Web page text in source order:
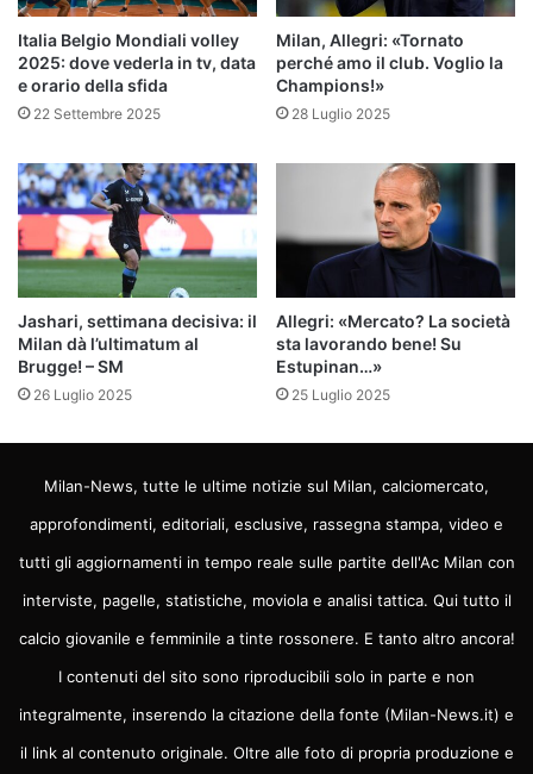
Italia Belgio Mondiali volley
2025: dove vederla in tv, data
e orario della sfida
22 Settembre 2025
Milan, Allegri: «Tornato
perché amo il club. Voglio la
Champions!»
28 Luglio 2025
Jashari, settimana decisiva: il
Milan dà l’ultimatum al
Brugge! – SM
26 Luglio 2025
Allegri: «Mercato? La società
sta lavorando bene! Su
Estupinan…»
25 Luglio 2025
Milan-News, tutte le ultime notizie sul Milan, calciomercato,
approfondimenti, editoriali, esclusive, rassegna stampa, video e
tutti gli aggiornamenti in tempo reale sulle partite dell'Ac Milan con
interviste, pagelle, statistiche, moviola e analisi tattica. Qui tutto il
calcio giovanile e femminile a tinte rossonere. E tanto altro ancora!
I contenuti del sito sono riproducibili solo in parte e non
integralmente, inserendo la citazione della fonte (Milan-News.it) e
il link al contenuto originale. Oltre alle foto di propria produzione e